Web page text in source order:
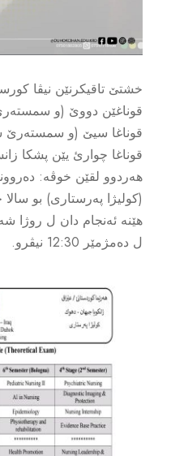
خشتێ تاقیکرنێن نیڤا
قوناغێن دووێ (و
قوناغا سيێ (و
قوناغا چوارئ یێن پشکا
هەردوو لقێن خوڤە:
ل دەمژمێر 12:30 نیڤرو.